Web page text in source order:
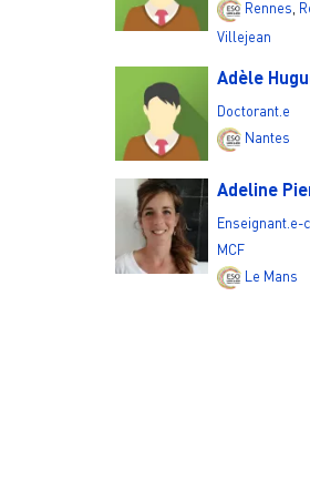
Rennes,
Villejean
Adèle
Doctorant.e
Nantes
Adeline
Enseignant.e-
MCF
Le Mans